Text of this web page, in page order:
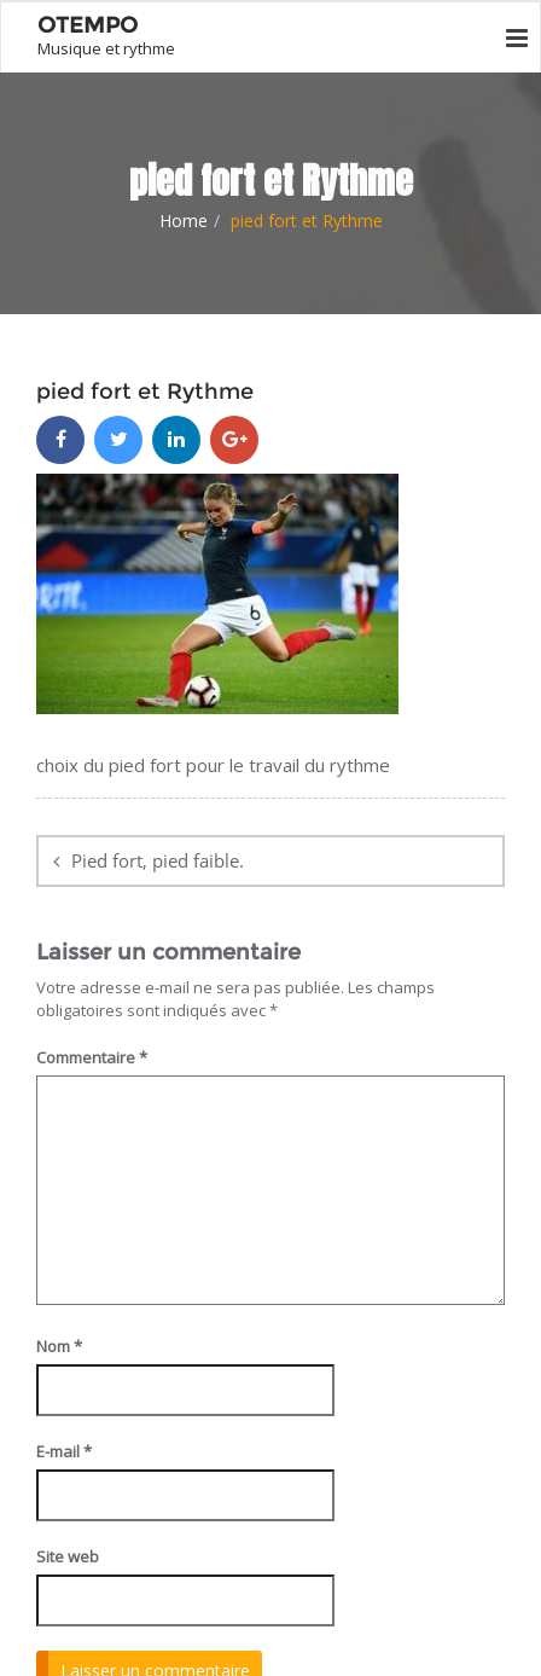
OTEMPO
Musique et rythme
pied fort et Rythme
Home pied fort et Rythme
pied fort et Rythme
choix du pied fort pour le travail du rythme
de
l’article
Pied fort, pied faible.
Laisser un commentaire
Votre adresse e-mail ne sera pas publiée. Les champs
obligatoires sont indiqués avec*
Commentaire*
Nom*
E-mail*
Site web